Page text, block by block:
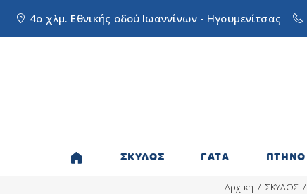
4ο χλμ. Εθνικής οδού Ιωαννίνων - Ηγουμενίτσας
ΣΚΥΛΟΣ ΓΑΤΑ ΠΤΗΝΟ
Αρχικη ΣΚΥΛΟΣ